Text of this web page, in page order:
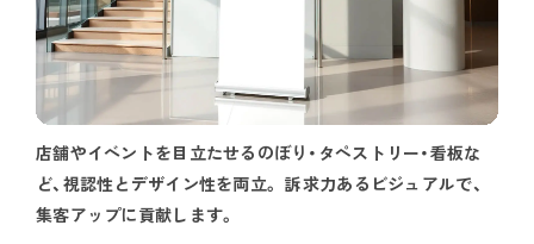
店舗やイベントを目立たせるのぼり・タペストリー・看板な
ど、視認性とデザイン性を両立。 訴求力あるビジュアルで、
集客アップに貢献します。